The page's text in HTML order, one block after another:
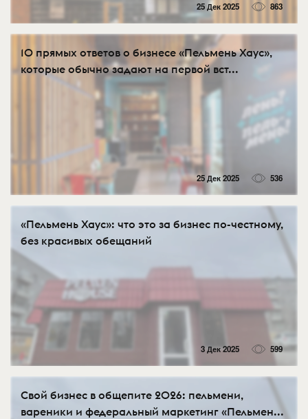
25 Дек 2025 863
10 прямых ответов о бизнесе «Пельмень Хаус»,
которые обычно задают на первой вст...
25 Дек 2025 536
«Пельмень Хаус»: что это за бизнес по-честному,
без красивых обещаний
3 Дек 2025 599
Свой бизнес в общепите 2026: пельмени,
вареники и федеральный маркетинг «Пельмен...